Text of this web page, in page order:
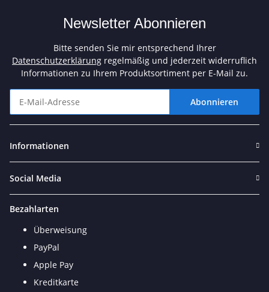
Newsletter Abonnieren
Bitte senden Sie mir entsprechend Ihrer
Datenschutzerklärung regelmäßig und jederzeit widerruflich
Informationen zu Ihrem Produktsortiment per E-Mail zu.
Abonnieren
Informationen
Social Media
Bezahlarten
Überweisung
PayPal
Apple Pay
Kreditkarte